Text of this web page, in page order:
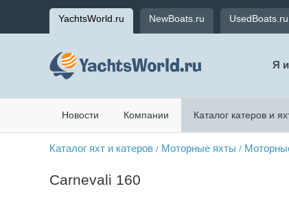
YachtsWorld.ru NewBoats.ru UsedBoats.ru
Я
Новости Компании Каталог катеров и
Каталог яхт и катеров / Моторные яхты /
Carnevali 160